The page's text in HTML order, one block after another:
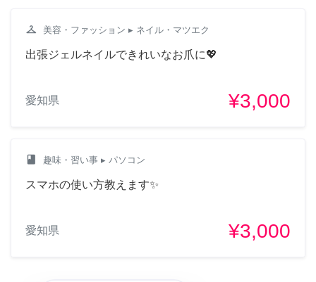
checkroom 美容・ファッション ▸ ネイル・マツエク
出張ジェルネイルできれいなお爪に💖
愛知県 ¥3,000
class 趣味・習い事 ▸ パソコン
スマホの使い方教えます✨
愛知県 ¥3,000